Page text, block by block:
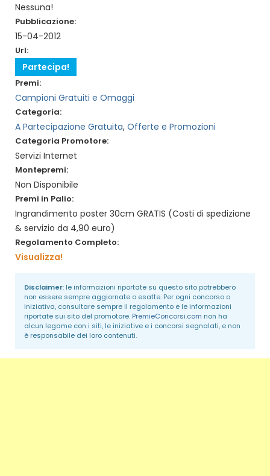
Nessuna!
Pubblicazione:
15-04-2012
Url:
Partecipa!
Premi:
Campioni Gratuiti e Omaggi
Categoria:
A Partecipazione Gratuita, Offerte e Promozioni
Categoria Promotore:
Servizi Internet
Montepremi:
Non Disponibile
Premi in Palio:
Ingrandimento poster 30cm GRATIS (Costi di spedizione
& servizio da 4,90 euro)
Regolamento Completo:
Visualizza!
Disclaimer: le informazioni riportate su questo sito potrebbero
non essere sempre aggiornate o esatte. Per ogni concorso o
iniziativa, consultare sempre il regolamento e le informazioni
riportate sui sito del promotore. PremieConcorsi.com non ha
alcun legame con i siti, le iniziative e i concorsi segnalati, e non
è responsabile dei loro contenuti.